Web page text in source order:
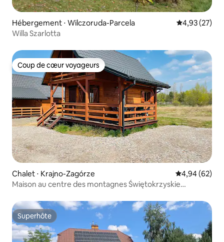
Hébergement ⋅ Wilczoruda-Parcela Évaluation
4,93 (27)
Willa Szarlotta
Coup de cœur voyageurs
Coup de cœur voyageurs
Chalet ⋅ Krajno-Zagórze Évaluation
4,94 (62)
Maison au centre des montagnes Świętokrzyskie
Superhôte
Superhôte